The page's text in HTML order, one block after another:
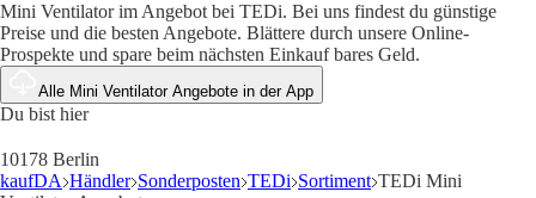
Mini Ventilator im Angebot bei TEDi. Bei uns findest du günstige
Preise und die besten Angebote. Blättere durch unsere Online-
Prospekte und spare beim nächsten Einkauf bares Geld.
Alle Mini Ventilator Angebote in der App
Du bist hier
10178 Berlin
kaufDA Händler Sonderposten TEDi Sortiment TEDi Mini